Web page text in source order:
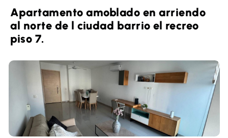
Apartamento amoblado en arriendo
al norte de l ciudad barrio el recreo
piso 7.